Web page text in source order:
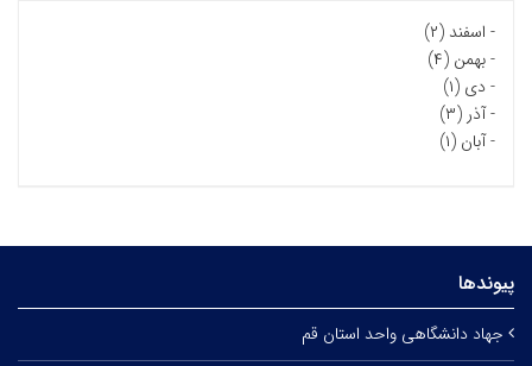
- اسفند (۲)
-بهمن (۴)
- دی (۱)
-آذر (۳)
-آبان (۱)
پیوندها
جهاد دانشگاهی واحد استان قم